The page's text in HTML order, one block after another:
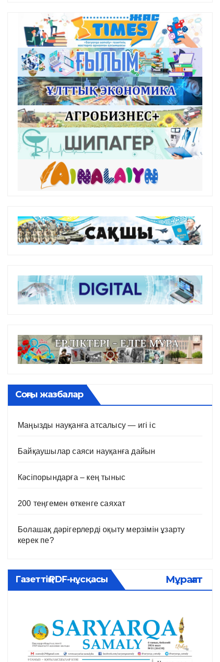
Соңғы жазбалар
Маңызды науқанға атсалысу — игі іс
Байқаушылар саяси науқанға дайын
Кәсіпорындарға – кең тыныс
200 теңгемен өткенге саяхат
Болашақ дәрігерлерді оқыту мерзімін ұзарту
керек пе?
Газеттің PDF-нұсқасы Мұрағат